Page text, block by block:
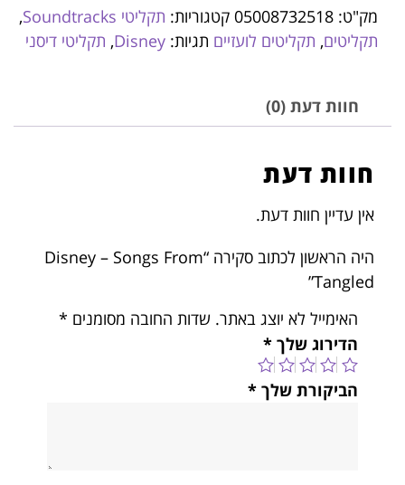
מק"ט: 05008732518 קטגוריות: תקליטי Soundtracks
,
תקליטים, תקליטים לועזיים תגיות: Disney
, תקליטי דיסני
חוות דעת (0)
חוות דעת
אין עדיין חוות דעת.
היה הראשון לכתוב סקירה “Disney – Songs From
Tangled”
האימייל לא יוצג באתר. שדות החובה מסומנים *
הדירוג שלך *
הביקורת שלך *